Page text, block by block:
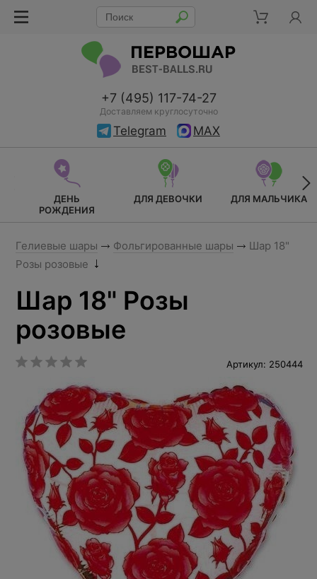
+7 (495) 117-74-27
Доставляем круглосуточно
Telegram MAX
ДЕНЬ
РОЖДЕНИЯ
ДЛЯ ДЕВОЧКИ ДЛЯ МАЛЬЧИКА
Гелиевые шары Фольгированные шары
Шар 18"
Розы розовые
Шар 18" Розы
розовые
Артикул: 250444